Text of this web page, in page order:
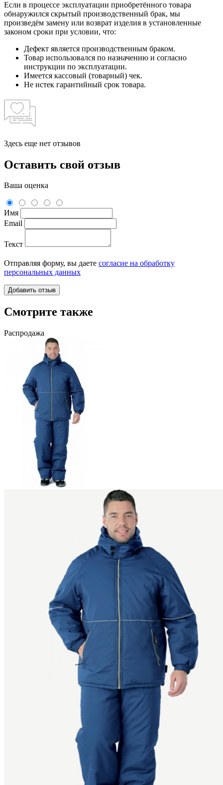
Если в процессе эксплуатации приобретённого товара
обнаружился скрытый производственный брак, мы
произведём замену или возврат изделия в установленные
законом сроки при условии, что:
Дефект является производственным браком.
Товар использовался по назначению и согласно
инструкции по эксплуатации.
Имеется кассовый (товарный) чек.
Не истек гарантийный срок товара.
Здесь еще нет отзывов
Оставить свой отзыв
Ваша оценка
Имя
Email
Текст
Отправляя форму, вы даете согласие на обработку
персональных данных
Смотрите также
Распродажа